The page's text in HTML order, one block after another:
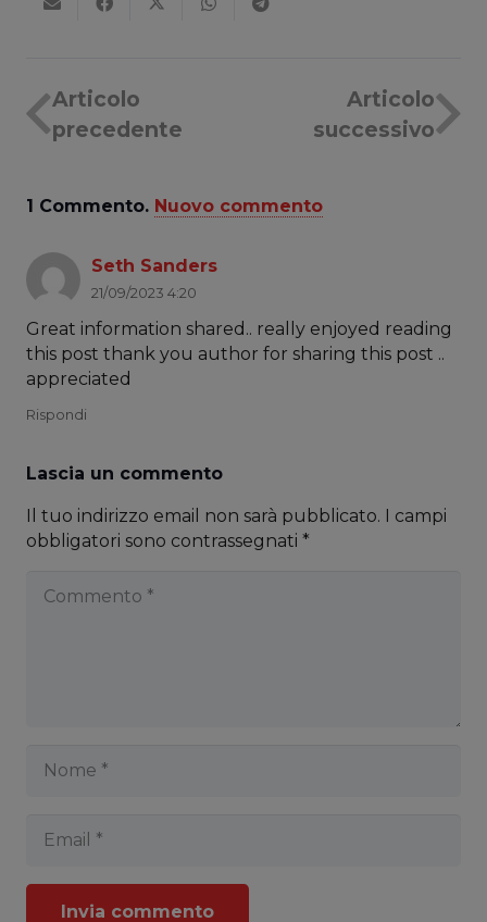
Articolo
precedente
Articolo
successivo
1 Commento. Nuovo commento
Seth Sanders
21/09/2023 4:20
Great information shared.. really enjoyed reading
this post thank you author for sharing this post ..
appreciated
Rispondi
Lascia un commento
Il tuo indirizzo email non sarà pubblicato. I campi
obbligatori sono contrassegnati *
Invia commento